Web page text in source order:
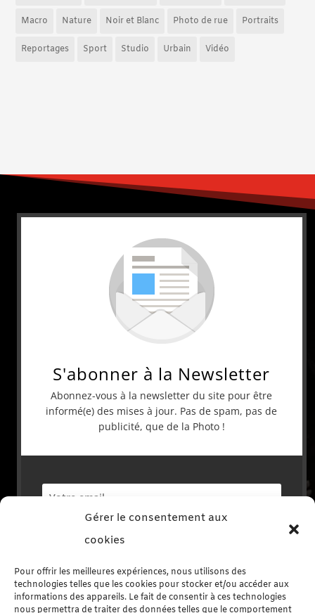
Gérer le consentement aux
cookies
Pour offrir les meilleures expériences, nous utilisons des
technologies telles que les cookies pour stocker et/ou accéder aux
informations des appareils. Le fait de consentir à ces technologies
nous permettra de traiter des données telles que le comportement
Macro Nature Noir et Blanc Photo de rue Portraits
Reportages Sport Studio Urbain Vidéo
S'abonner à la Newsletter
Abonnez-vous à la newsletter du site pour être
informé(e) des mises à jour. Pas de spam, pas de
publicité, que de la Photo !